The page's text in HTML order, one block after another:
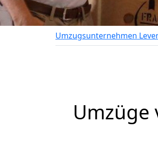
Umzugsunternehmen
Umzüge